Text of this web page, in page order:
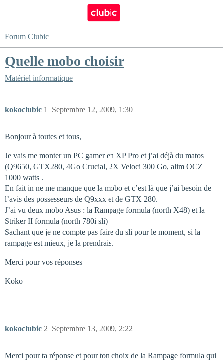
Forum Clubic
Quelle mobo choisir
Matériel informatique
kokoclubic Septembre 12, 2009, 1:30
1
Bonjour à toutes et tous,
Je vais me monter un PC gamer en XP Pro et j’ai déjà du matos
(Q9650, GTX280, 4Go Crucial, 2X Veloci 300 Go, alim OCZ
1000 watts .
En fait in ne me manque que la mobo et c’est là que j’ai besoin de
l’avis des possesseurs de Q9xxx et de GTX 280.
J’ai vu deux mobo Asus : la Rampage formula (north X48) et la
Striker II formula (north 780i sli)
Sachant que je ne compte pas faire du sli pour le moment, si la
rampage est mieux, je la prendrais.
Merci pour vos réponses
Koko
kokoclubic Septembre 13, 2009, 2:22
2
Merci pour ta réponse et pour ton choix de la Rampage formula qui